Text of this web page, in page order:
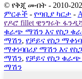
© የቅጂ መብት - 2010-
ምርቶች - የጣቢያ ካርታ -
የዶሮ fillet ዊንግሩት
ቁራጭ ማሽን እና የስጋ
ማሽን, የቻይና የስጋ
ማቀነባበሪያ ማሽን እና
ማሽን, የቻይና የስጋ
ማሽን